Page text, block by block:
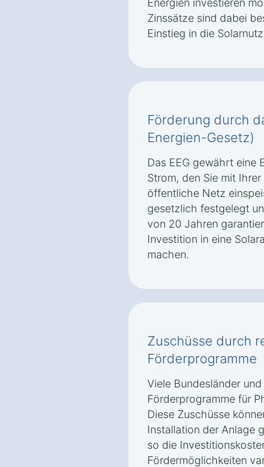
Energien investieren
Zinssätze sind dabei
Einstieg in die
Förderung durch
Energien-Gesetz)
Das EEG gewährt eine
Strom, den Sie mit
öffentliche Netz
gesetzlich festgelegt
von 20 Jahren
Investition in eine
machen.
Zuschüsse durch
Förderprogramme
Viele Bundesländer
Förderprogramme für
Diese Zuschüsse
Installation der Anlage
so die
Fördermöglichkeiten